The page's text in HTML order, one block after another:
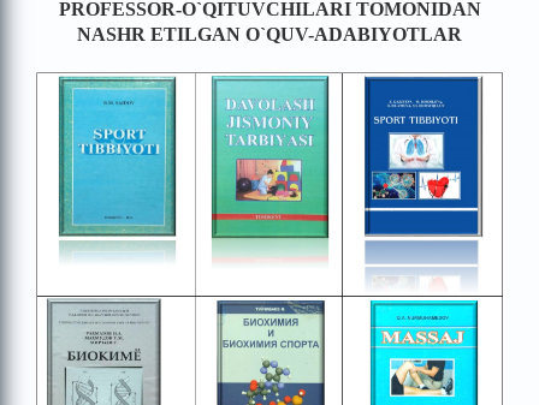
PROFESSOR-O`QITUVCHILARI TOMONIDAN
NASHR ETILGAN O`QUV-ADABIYOTLAR